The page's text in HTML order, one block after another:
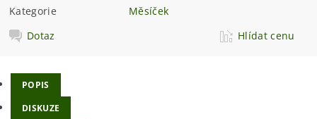
Kategorie
Měsíček
Dotaz
Hlídat cenu
POPIS
DISKUZE